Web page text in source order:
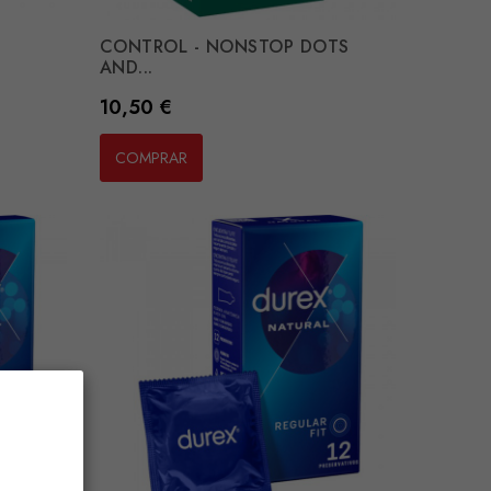
CONTROL - NONSTOP DOTS
AND...
Preço
10,50 €
COMPRAR